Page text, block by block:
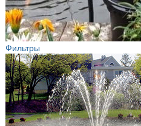
Фильтры